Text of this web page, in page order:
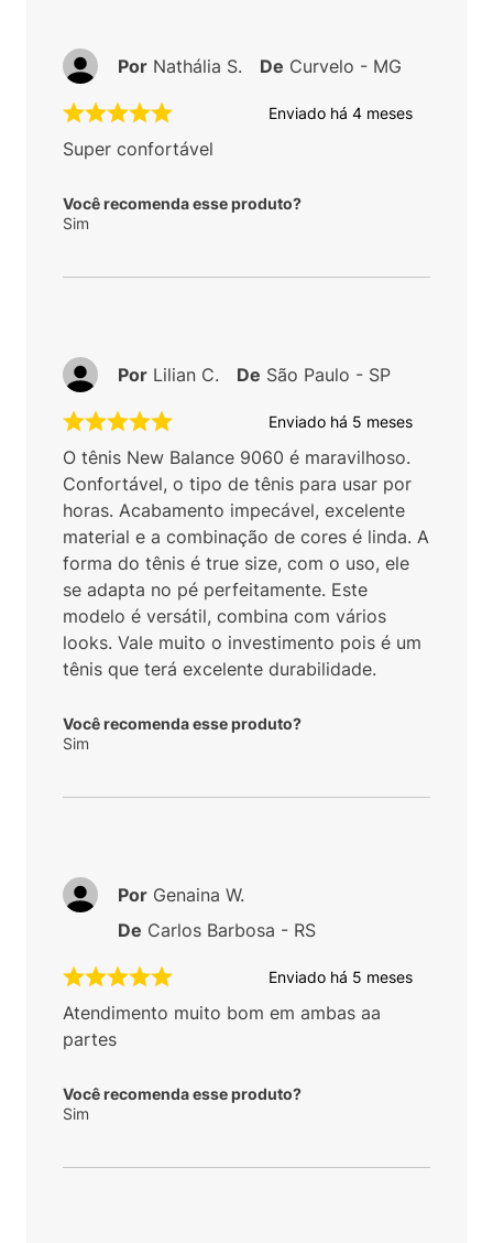
Enviado há 4 meses
Super confortável
Você recomenda esse produto?
Sim
Por Nathália S. De Curvelo - MG
Enviado há 5 meses
O tênis New Balance 9060 é maravilhoso.
Confortável, o tipo de tênis para usar por
horas. Acabamento impecável, excelente
material e a combinação de cores é linda. A
forma do tênis é true size, com o uso, ele
se adapta no pé perfeitamente. Este
modelo é versátil, combina com vários
looks. Vale muito o investimento pois é um
tênis que terá excelente durabilidade.
Você recomenda esse produto?
Sim
Por Lilian C. De São Paulo - SP
Enviado há 5 meses
Atendimento muito bom em ambas aa
partes
Você recomenda esse produto?
Sim
Por Genaina W.
De Carlos Barbosa - RS